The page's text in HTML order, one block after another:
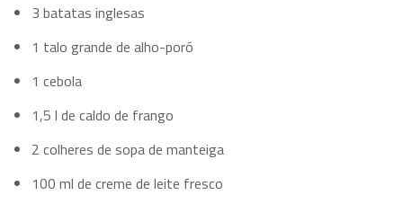
3 batatas inglesas
1 talo grande de alho-poró
1 cebola
1,5 l de caldo de frango
2 colheres de sopa de manteiga
100 ml de creme de leite fresco